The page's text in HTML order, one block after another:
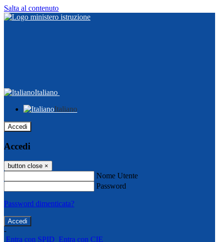
Salta al contenuto
Italiano
Italiano
Accedi
Accedi
button close ×
Nome Utente
Password
Password dimenticata?
-
Entra con SPID Entra con CIE